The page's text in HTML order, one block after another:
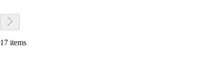
17 items